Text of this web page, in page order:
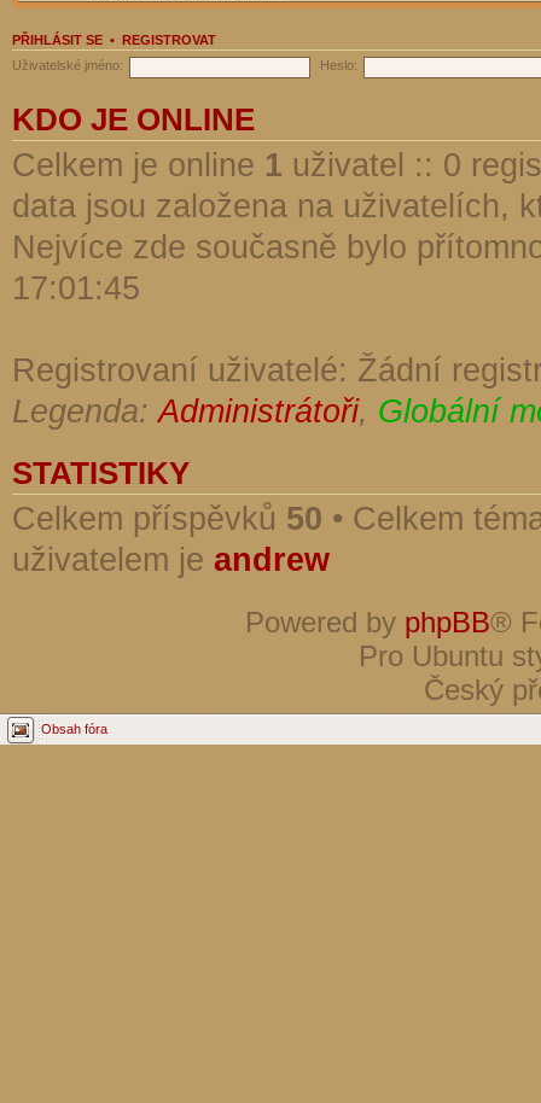
PŘIHLÁSIT SE • REGISTROVAT
Uživatelské jméno:
Heslo:
KDO JE ONLINE
Celkem je online 1 uživatel :: 0
data jsou založena na uživatelích,
Nejvíce zde současně bylo
17:01:45
Registrovaní uživatelé: Žádní
Legenda:Administrátoři, Globální
STATISTIKY
Celkem příspěvků 50 • Celkem
uživatelem je andrew
Powered by phpBB®
Pro Ubuntu
Český
Obsah fóra